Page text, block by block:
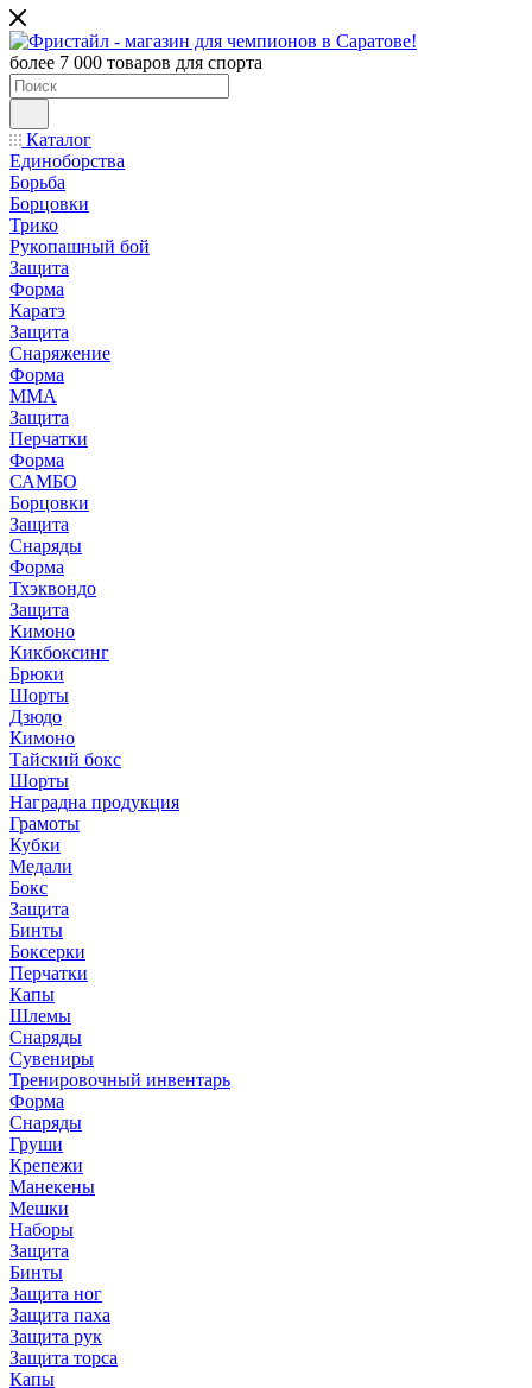
более 7 000 товаров для спорта
Каталог
Единоборства
Борьба
Борцовки
Трико
Рукопашный бой
Защита
Форма
Каратэ
Защита
Снаряжение
Форма
ММА
Защита
Перчатки
Форма
САМБО
Борцовки
Защита
Снаряды
Форма
Тхэквондо
Защита
Кимоно
Кикбоксинг
Брюки
Шорты
Дзюдо
Кимоно
Тайский бокс
Шорты
Наградна продукция
Грамоты
Кубки
Медали
Бокс
Защита
Бинты
Боксерки
Перчатки
Капы
Шлемы
Снаряды
Сувениры
Тренировочный инвентарь
Форма
Снаряды
Груши
Крепежи
Манекены
Мешки
Наборы
Защита
Бинты
Защита ног
Защита паха
Защита рук
Защита торса
Капы